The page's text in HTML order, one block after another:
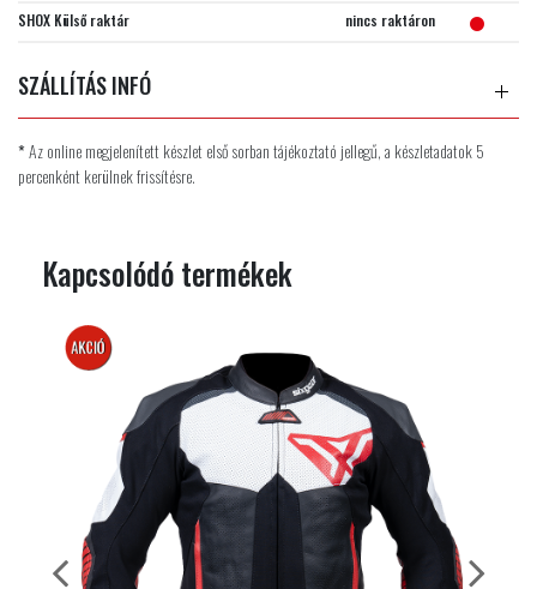
SHOX Külső raktár nincs raktáron
SZÁLLÍTÁS INFÓ
*Az online megjelenített készlet első sorban tájékoztató jellegű, a készletadatok 5
percenként kerülnek frissítésre.
Kapcsolódó termékek
AKCIÓS